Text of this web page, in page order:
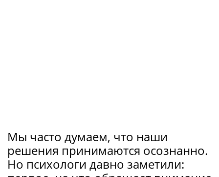
Мы часто думаем, что наши
решения принимаются осознанно.
Но психологи давно заметили: